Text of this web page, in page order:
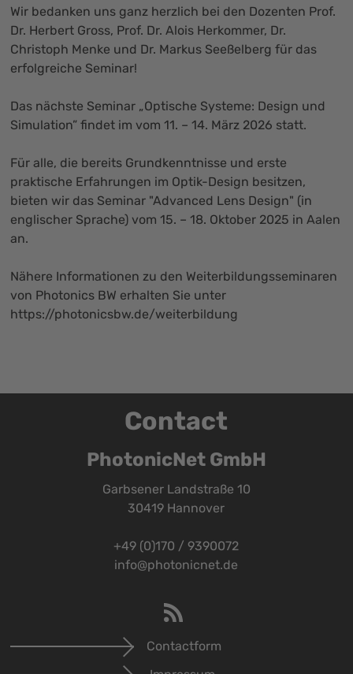
Wir bedanken uns ganz herzlich bei den Dozenten Prof.
Dr. Herbert Gross, Prof. Dr. Alois Herkommer, Dr.
Christoph Menke und Dr. Markus Seeßelberg für das
erfolgreiche Seminar!
Das nächste Seminar „Optische Systeme: Design und
Simulation” findet im vom 11. – 14. März 2026 statt.
Für alle, die bereits Grundkenntnisse und erste
praktische Erfahrungen im Optik-Design besitzen,
bieten wir das Seminar "Advanced Lens Design" (in
englischer Sprache) vom 15. – 18. Oktober 2025 in Aalen
an.
Nähere Informationen zu den Weiterbildungsseminaren
von Photonics BW erhalten Sie unter
https://photonicsbw.de/weiterbildung
Contact
PhotonicNet GmbH
Garbsener Landstraße 10
30419 Hannover
+49 (0)170 / 9390072
info@photonicnet.de
Contactform